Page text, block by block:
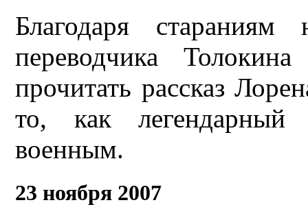
Благодаря стараниям
переводчика
прочитать рассказ
то, как легендарный
военным.
23 ноября 2007